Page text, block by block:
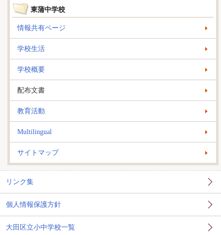
東蒲中学校
情報共有ページ
学校生活
学校概要
配布文書
教育活動
Multilingual
サイトマップ
リンク集
個人情報保護方針
大田区立小中学校一覧